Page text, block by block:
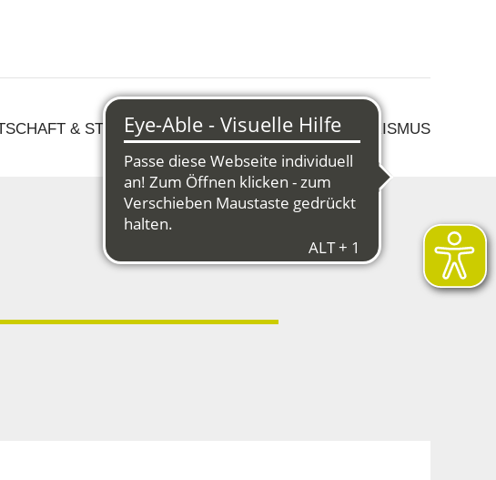
& STRUKTURWANDEL KULTUR & TOURISMUS